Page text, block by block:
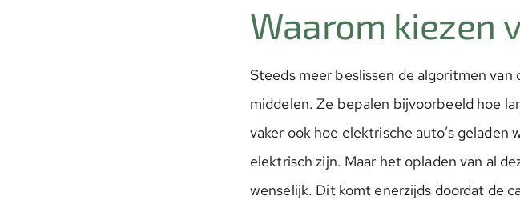
Waarom kiezen
Steeds meer beslissen de algoritmen
middelen. Ze bepalen bijvoorbeeld hoe
vaker ook hoe elektrische auto’s geladen
elektrisch zijn. Maar het opladen van al
wenselijk. Dit komt enerzijds doordat de